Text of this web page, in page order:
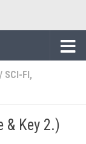
/ SCI-FI,
Key 2.)